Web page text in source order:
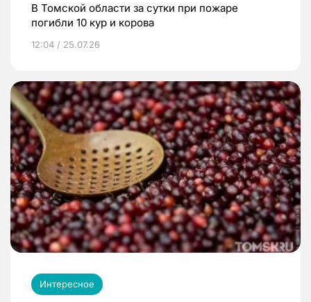
В Томской области за сутки при пожаре
погибли 10 кур и корова
12:04 / 25.07.26
Интересное